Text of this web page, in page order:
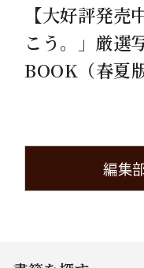
【大好評発
こう。」厳選
BOOK（春夏版
編集